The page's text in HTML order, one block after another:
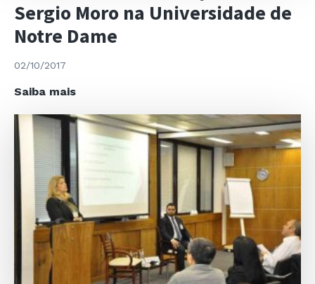
Sergio Moro na Universidade de
Notre Dame
02/10/2017
Saiba maisCerimônia
Premiação
do
na
Universidade
Notre
Dame